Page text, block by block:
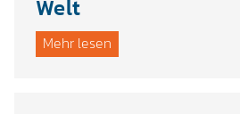
Welt
Mehr lesen